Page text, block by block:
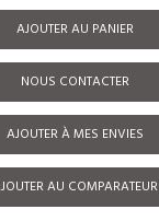
AJOUTER AU PANIER
NOUS CONTACTER
AJOUTER À MES ENVIES
AU COMPARATEUR